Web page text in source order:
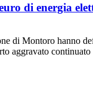
di energia
di Montoro hanno
aggravato